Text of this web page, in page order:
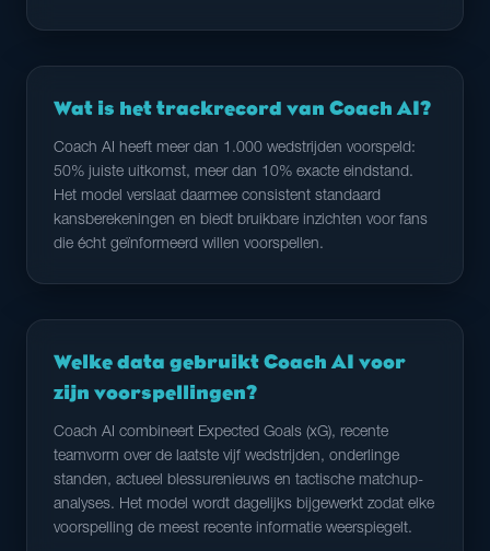
Wat is het trackrecord van Coach AI?
Coach AI heeft meer dan 1.000 wedstrijden voorspeld:
50% juiste uitkomst, meer dan 10% exacte eindstand.
Het model verslaat daarmee consistent standaard
kansberekeningen en biedt bruikbare inzichten voor fans
die écht geïnformeerd willen voorspellen.
Welke data gebruikt Coach AI voor
zijn voorspellingen?
Coach AI combineert Expected Goals (xG), recente
teamvorm over de laatste vijf wedstrijden, onderlinge
standen, actueel blessurenieuws en tactische matchup-
analyses. Het model wordt dagelijks bijgewerkt zodat elke
voorspelling de meest recente informatie weerspiegelt.